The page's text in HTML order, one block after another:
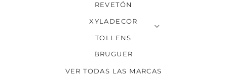
REVETÓN
XYLADECOR
TOLLENS
BRUGUER
VER TODAS LAS MARCAS